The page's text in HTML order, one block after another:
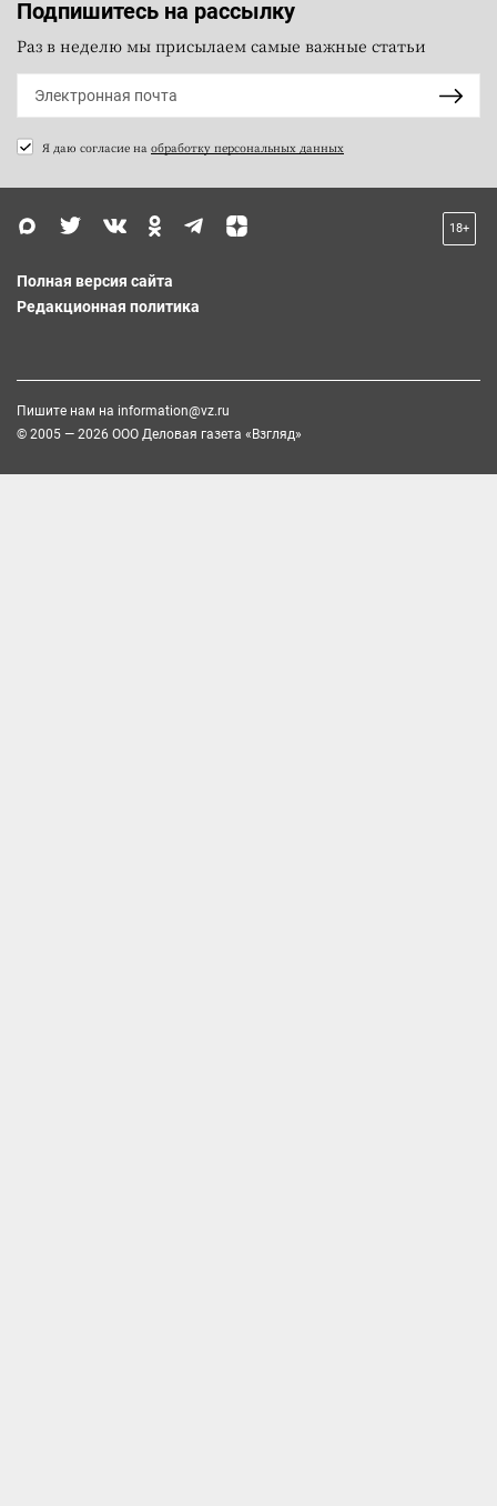
Подпишитесь на рассылку
Раз в неделю мы присылаем самые важные статьи
Я даю согласие на обработку персональных данных
18+
Полная версия сайта
Редакционная политика
Пишите нам на information@vz.ru
© 2005 — 2026 ООО Деловая газета «Взгляд»